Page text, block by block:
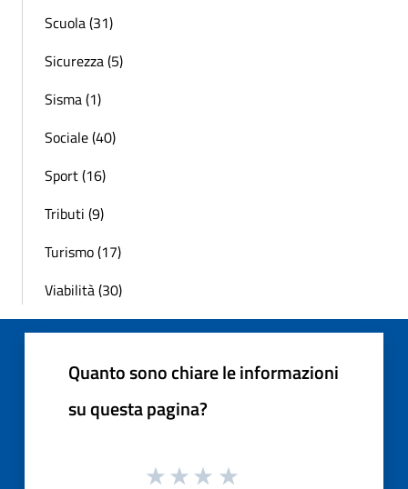
Scuola (31)
Sicurezza (5)
Sisma (1)
Sociale (40)
Sport (16)
Tributi (9)
Turismo (17)
Viabilità (30)
Quanto sono chiare le informazioni
su questa pagina?